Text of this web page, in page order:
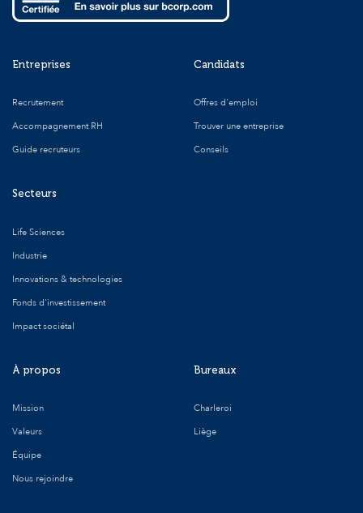
Entreprises
Recrutement
Accompagnement RH
Guide recruteurs
Secteurs
Life Sciences
Industrie
Innovations & technologies
Fonds d'investissement
Impact sociétal
Candidats
Offres d'emploi
Trouver une entreprise
Conseils
À propos
Mission
Valeurs
Équipe
Nous rejoindre
Bureaux
Charleroi
Liège